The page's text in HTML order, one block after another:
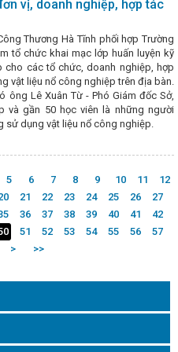
thực hiện chuyển đổi số
10)
Kỳ Nguyễn Hồng Diên tiếp Ngài
Hoa Kỳ tại Việt Nam
Hà
đấu đạt và vượt các chỉ tiêu năm
trong khuôn khổ chuyến thăm
Hôm nay Quốc hội thảo luận về
4 sao năm 2025
Hội nghị
tỉnh
Hà Tĩnh hoàn thành sơ
Quốc gia năm 2024
Bộ Công Thương
Bộ Công
cung ứng điện và xăng dầu
qua thương mại điện tử xuyên
Ngày sinh Đại thi hào Nguyễn Du
Trang điểm “Đánh thức vẻ đẹp
vị trí việc làm để cải cách
Nam 20/10 tại các CĐCS
vị, doanh nghiệp, hợp tác
Thương Hà Tĩnh phối hợp Trường
tổ chức khai mạc lớp huấn luyện kỹ
cho các tổ chức, doanh nghiệp, hợp
vật liệu nổ công nghiệp trên địa bàn.
ông Lê Xuân Từ - Phó Giám đốc Sở,
và gần 50 học viên là những người
sử dụng vật liệu nổ công nghiệp.
5 6 7 8 9 10 11
12
21 22 23 24 25 26
27
36 37 38 39 40 41
42
51 52 53 54 55 56
57
> >>